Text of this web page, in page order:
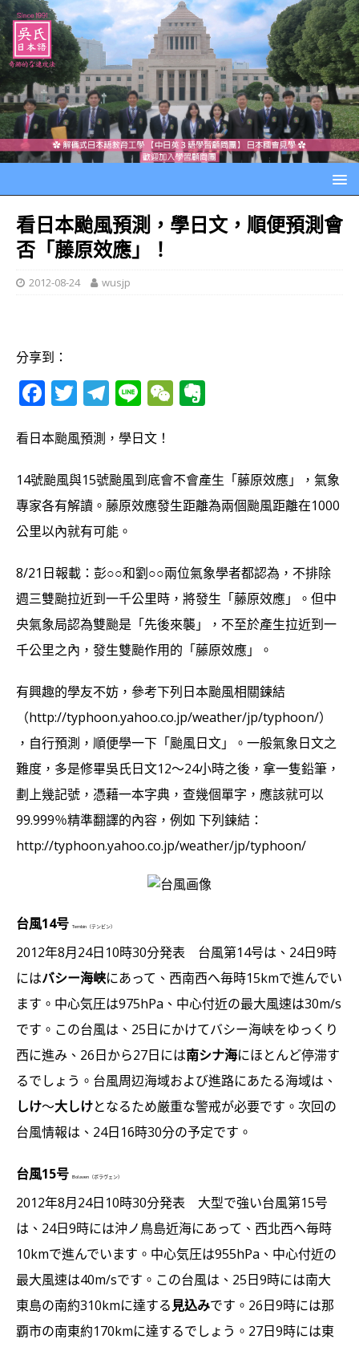
看日本颱風預測，學日文，順便預測會
否「藤原效應」！
2012-08-24 wusjp
分享到：
F
c
e
b
o
o
k
T
it
te
r
T
e
g
ra
m
Li
e
W
h
at
r
n
o
看日本颱風預測，學日文！
14號颱風與15號颱風到底會不會產生「藤原效應」，氣象
專家各有解讀。藤原效應發生距離為兩個颱風距離在1000
公里以內就有可能。
8/21日報載： 彭○○和劉○○兩位氣象學者都認為，不排除
週三雙颱拉近到一千公里時，將發生「藤原效應」。但中
央氣象局認為雙颱是「先後來襲」，不至於產生拉近到一
千公里之內，發生雙颱作用的「藤原效應」。
有興趣的學友不妨，參考下列日本颱風相關鍊結
（http://typhoon.yahoo.co.jp/weather/jp/typhoon/）
，自行預測，順便學一下「颱風日文」。一般氣象日文之
難度，多是修畢吳氏日文12～24小時之後，拿一隻鉛筆，
劃上幾記號，憑藉一本字典，查幾個單字，應該就可以
99.999％精準翻譯的內容，例如 下列鍊結：
http://typhoon.yahoo.co.jp/weather/jp/typhoon/
台風14号 Tembin（テンビン）
2012年8月24日10時30分発表 台風第14号は、24日9時
にはバシー海峡にあって、西南西へ毎時15kmで進んでい
ます。中心気圧は975hPa、中心付近の最大風速は30m/s
です。この台風は、25日にかけてバシー海峡をゆっくり
西に進み、26日から27日には南シナ海にほとんど停滞す
るでしょう。台風周辺海域および進路にあたる海域は、
しけ～大しけとなるため厳重な警戒が必要です。次回の
台風情報は、24日16時30分の予定です。
台風15号 Bolaven（ボラヴェン）
2012年8月24日10時30分発表 大型で強い台風第15号
は、24日9時には沖ノ鳥島近海にあって、西北西へ毎時
10kmで進んでいます。中心気圧は955hPa、中心付近の
最大風速は40m/sです。この台風は、25日9時には南大
東島の南約310kmに達する見込みです。26日9時には那
覇市の南東約170kmに達するでしょう。27日9時には東